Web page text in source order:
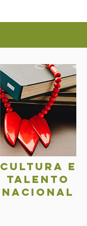
Cultura e
talentO
nacional